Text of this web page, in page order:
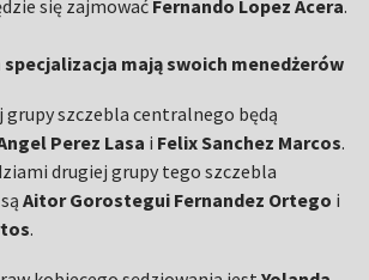
się zajmować Fernando Lopez Acera.
specjalizacja mają swoich menedżerów
grupy szczebla centralnego będą
Perez Lasa i Felix Sanchez Marcos.
drugiej grupy tego szczebla
Aitor Gorostegui Fernandez Ortego i
.